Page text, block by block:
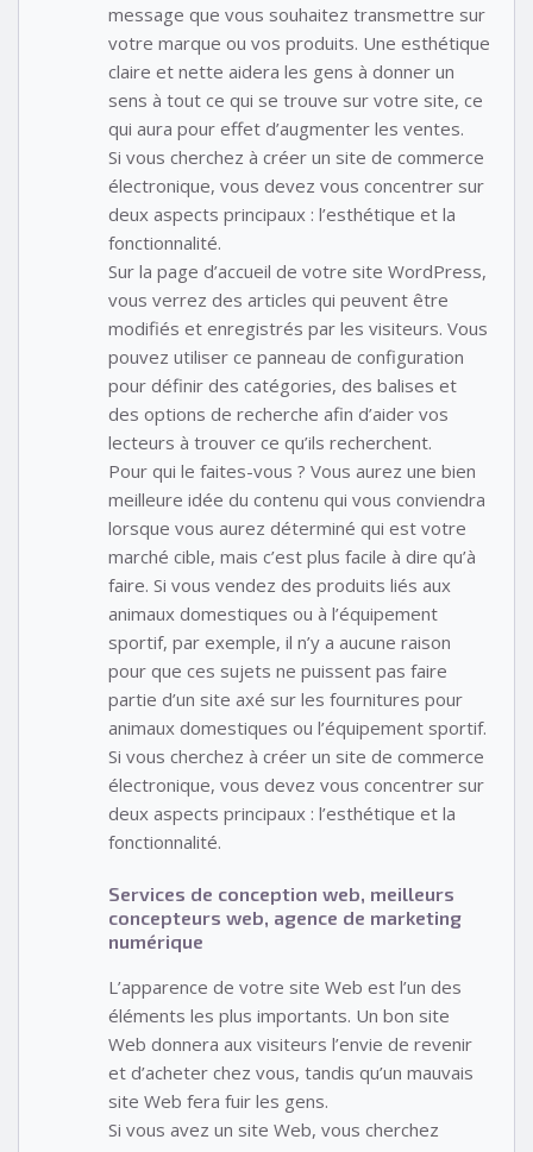
message que vous souhaitez transmettre sur
votre marque ou vos produits. Une esthétique
claire et nette aidera les gens à donner un
sens à tout ce qui se trouve sur votre site, ce
qui aura pour effet d’augmenter les ventes.
Si vous cherchez à créer un site de commerce
électronique, vous devez vous concentrer sur
deux aspects principaux : l’esthétique et la
fonctionnalité.
Sur la page d’accueil de votre site WordPress,
vous verrez des articles qui peuvent être
modifiés et enregistrés par les visiteurs. Vous
pouvez utiliser ce panneau de configuration
pour définir des catégories, des balises et
des options de recherche afin d’aider vos
lecteurs à trouver ce qu’ils recherchent.
Pour qui le faites-vous ? Vous aurez une bien
meilleure idée du contenu qui vous conviendra
lorsque vous aurez déterminé qui est votre
marché cible, mais c’est plus facile à dire qu’à
faire. Si vous vendez des produits liés aux
animaux domestiques ou à l’équipement
sportif, par exemple, il n’y a aucune raison
pour que ces sujets ne puissent pas faire
partie d’un site axé sur les fournitures pour
animaux domestiques ou l’équipement sportif.
Si vous cherchez à créer un site de commerce
électronique, vous devez vous concentrer sur
deux aspects principaux : l’esthétique et la
fonctionnalité.
Services de conception web, meilleurs
concepteurs web, agence de marketing
numérique
L’apparence de votre site Web est l’un des
éléments les plus importants. Un bon site
Web donnera aux visiteurs l’envie de revenir
et d’acheter chez vous, tandis qu’un mauvais
site Web fera fuir les gens.
Si vous avez un site Web, vous cherchez